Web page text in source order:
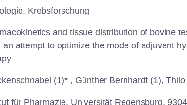
Krebsforschung
and tissue distribution of bovine
attempt to optimize the mode of adjuvant
(1)* , Günther Bernhardt (1),
für Pharmazie, Universität Regensburg,